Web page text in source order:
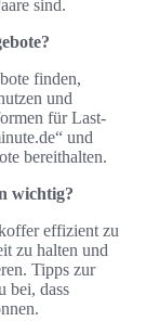
sind.
finden,
und
für Last-
und
bereithalten.
wichtig?
effizient zu
zu halten und
Tipps zur
bei, dass